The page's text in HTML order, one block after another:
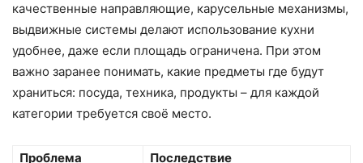
качественные направляющие, карусельные механизмы,
выдвижные системы делают использование кухни
удобнее, даже если площадь ограничена. При этом
важно заранее понимать, какие предметы где будут
храниться: посуда, техника, продукты – для каждой
категории требуется своё место.
Проблема
Последствие